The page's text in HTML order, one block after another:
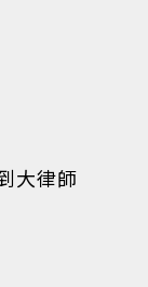
大律師